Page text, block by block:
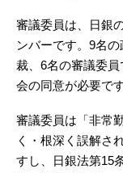
審議委員は、日銀
ンバーです。9名
裁、6名の審議委
会の同意が必要です
審議委員は「非常
く・根深く誤解さ
すし、日銀法第15